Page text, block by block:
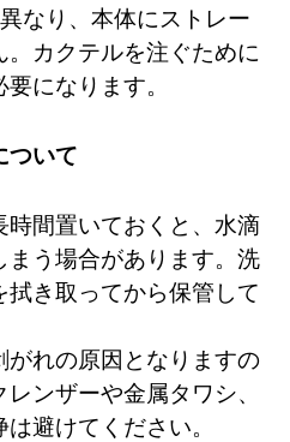
なり、本体にストレー
カクテルを注ぐために
要になります。
ついて
間置いておくと、水滴
う場合があります。洗
き取ってから保管して
がれの原因となりますの
ンザーや金属タワシ、
避けてください。